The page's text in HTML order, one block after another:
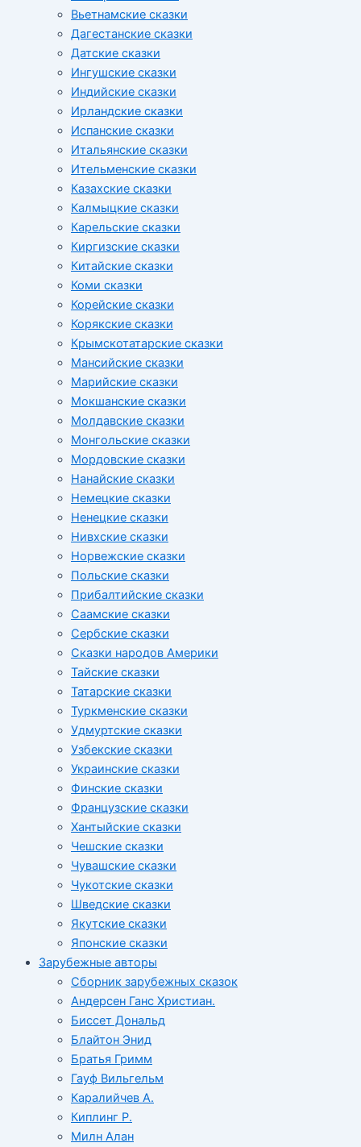
Вьетнамские сказки
Дагестанские сказки
Датские сказки
Ингушские сказки
Индийские сказки
Ирландские сказки
Испанские сказки
Итальянские сказки
Ительменские сказки
Казахские сказки
Калмыцкие сказки
Карельские сказки
Киргизские сказки
Китайские сказки
Коми сказки
Корейские сказки
Корякские сказки
Крымскотатарские сказки
Мансийские сказки
Марийские сказки
Мокшанские сказки
Молдавские сказки
Монгольские сказки
Мордовские сказки
Нанайские сказки
Немецкие сказки
Ненецкие сказки
Нивхские сказки
Норвежские сказки
Польские сказки
Прибалтийские сказки
Cаамские сказки
Сербские сказки
Сказки народов Америки
Тайские сказки
Татарские сказки
Туркменские сказки
Удмуртские сказки
Узбекские сказки
Украинские сказки
Финские сказки
Французские сказки
Хантыйские сказки
Чешские сказки
Чувашские сказки
Чукотские сказки
Шведские сказки
Якутские сказки
Японские сказки
Зарубежные авторы
Сборник зарубежных сказок
Андерсен Ганс Христиан.
Биссет Дональд
Блайтон Энид
Братья Гримм
Гауф Вильгельм
Каралийчев А.
Киплинг Р.
Милн Алан